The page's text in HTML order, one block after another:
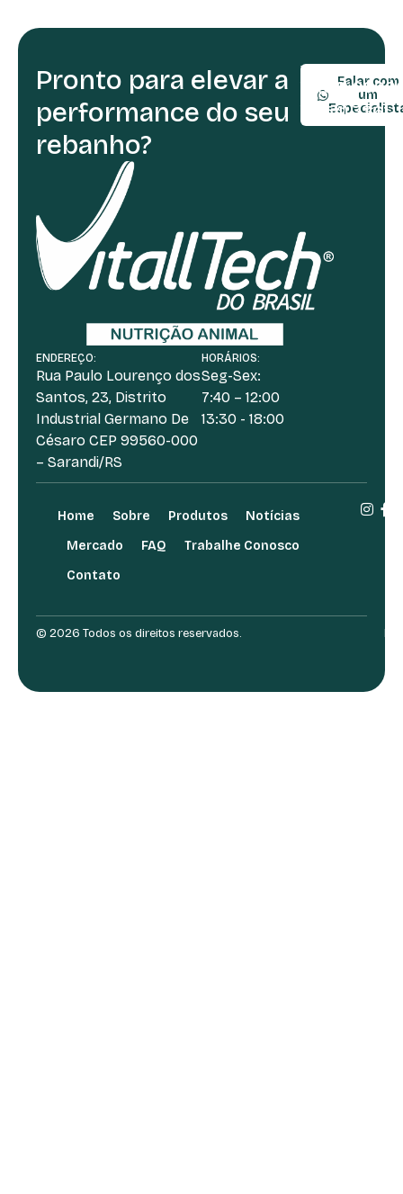
Pronto para elevar a
performance do seu
rebanho?
Falar com
um
TELEFONE:
(54)
(54) 3361-
ENDEREÇO:
Rua Paulo Lourenço dos
Santos, 23, Distrito
Industrial Germano De
Césaro CEP 99560-000
– Sarandi/RS
HORÁRIOS:
Seg-Sex:
7:40 – 12:00
13:30 - 18:00
Home Sobre Produtos
Notícias
Mercado
FAQ
Trabalhe Conosco
Contato
© 2026 Todos os direitos reservados.